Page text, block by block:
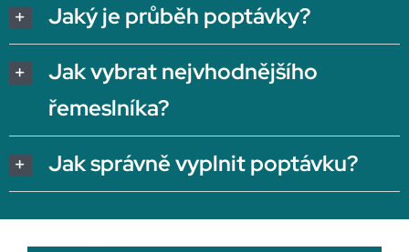
Jaký je průběh poptávky?
Jak vybrat nejvhodnějšího
řemeslníka?
Jak správně vyplnit poptávku?